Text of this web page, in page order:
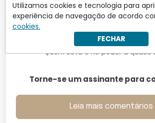
mensagem.
Comentários (1)
Quem está é no poder a quase
Torne-se um assinante para
Leia mais comentários
Utilizamos cookies e tecnologia para
experiência de navegação de acordo
cookies.
FECHAR